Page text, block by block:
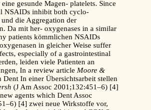
gesunde Magen- platelets. Since
NSAIDs inhibit both cyclo-
die Aggregation der
Da mit her- oxygenases in a similar
patients kömmlichen NSAIDs
in gleicher Weise suffer
especially of a gastrointestinal
leiden viele Patienten an
In a review article Moore &
Dent In einer Übersichtsarbeit stellen
(J Am Assoc 2001;132:451–6) [4]
agents which Dent Assoc
[4] zwei neue Wirkstoffe vor,